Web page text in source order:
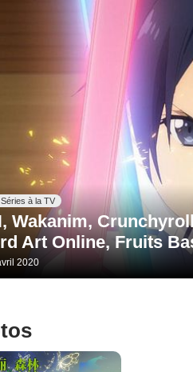
à la TV
Wakanim,
Art Online, Fruits
2020